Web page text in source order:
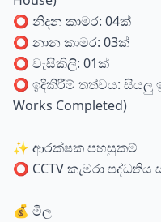
⭕ නිදන කාමර: 04ක්
⭕ නාන කාමර: 03ක්
⭕ වැසිකිලි: 01ක්
⭕ ඉදිකිරීම් තත්වය: සියලු
Works Completed)
✨ ආරක්ෂක පහසුකම්
⭕ CCTV කැමරා
💰 මිල